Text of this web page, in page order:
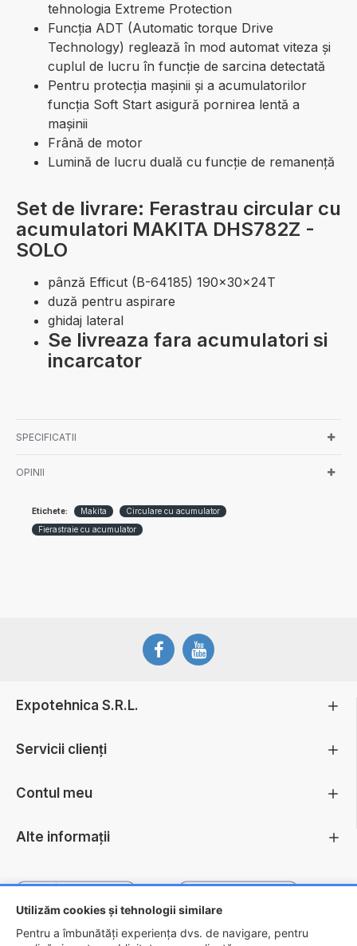
Utilizăm cookies și tehnologii similare
Pentru a îmbunătăți experiența dvs. de navigare, pentru
tehnologia Extreme Protection
Funcţia ADT (Automatic torque Drive
Technology) reglează în mod automat viteza și
cuplul de lucru în funcţie de sarcina detectată
Pentru protecţia mașinii și a acumulatorilor
funcţia Soft Start asigură pornirea lentă a
mașinii
Frână de motor
Lumină de lucru duală cu funcție de remanență
Set de livrare: Ferastrau circular cu
acumulatori MAKITA DHS782Z -
SOLO
pânză Efficut (B-64185) 190x30x24T
duză pentru aspirare
ghidaj lateral
Se livreaza fara acumulatori si
incarcator
SPECIFICATII
OPINII
Etichete: Makita
Circulare cu acumulator
Fierastraie cu acumulator
Expotehnica S.R.L.
Servicii clienți
Contul meu
Alte informații